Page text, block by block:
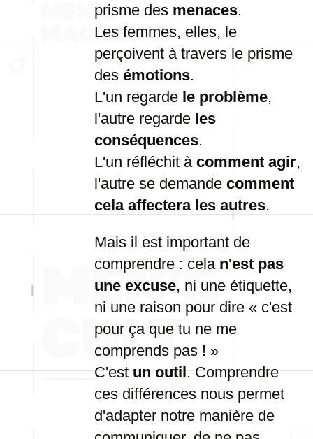
prisme des menaces.
Les femmes, elles, le
perçoivent à travers le prisme
des émotions.
L'un regarde le problème,
l'autre regarde les
conséquences.
L'un réfléchit à comment agir,
l'autre se demande comment
cela affectera les autres.
Mais il est important de
comprendre : cela n'est pas
une excuse, ni une étiquette,
ni une raison pour dire « c'est
pour ça que tu ne me
comprends pas ! »
C'estun outil. Comprendre
ces différences nous permet
d'adapter notre manière de